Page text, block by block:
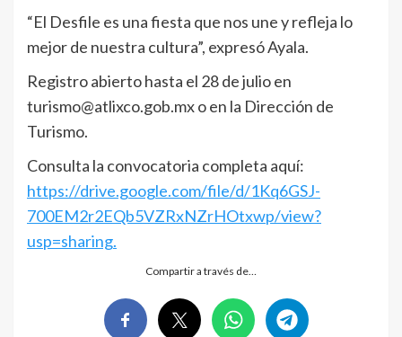
“El Desfile es una fiesta que nos une y refleja lo
mejor de nuestra cultura”, expresó Ayala.
Registro abierto hasta el 28 de julio en
turismo@atlixco.gob.mx o en la Dirección de
Turismo.
Consulta la convocatoria completa aquí:
https://drive.google.com/file/d/1Kq6GSJ-
700EM2r2EQb5VZRxNZrHOtxwp/view?
usp=sharing.
Compartir a través de…